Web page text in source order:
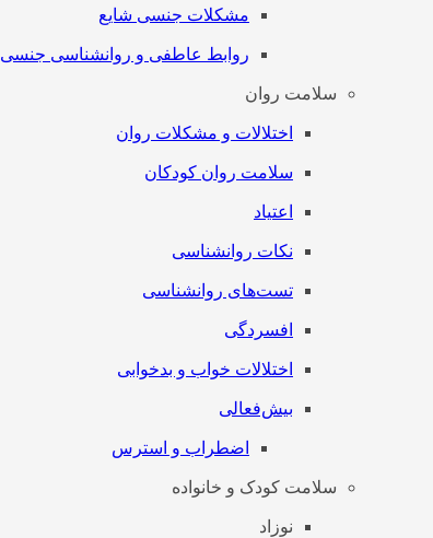
مشکلات جنسی شایع
روابط عاطفی و روانشناسی جنسی
سلامت روان
اختلالات و مشکلات روان
سلامت روان کودکان
اعتیاد
نکات روانشناسی
تست‌های روانشناسی
افسردگی
اختلالات خواب و بدخوابی
بیش‌فعالی
اضطراب و استرس
سلامت کودک و خانواده
نوزاد